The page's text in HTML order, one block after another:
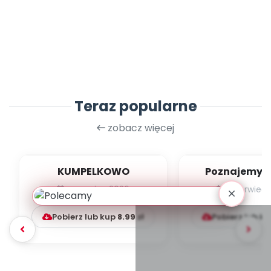
Teraz popularne
zobacz więcej
KUMPELKOWO
czerwiec 2026
Pobierz lub kup8.99 zł
Poznajemy
czerwiec
Pobierz lub